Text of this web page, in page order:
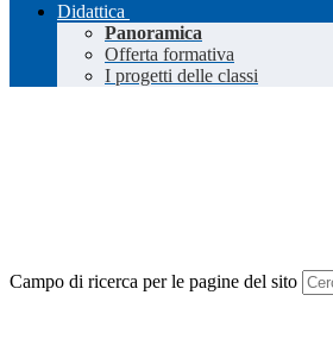
Didattica
Panoramica
Offerta formativa
I progetti delle classi
Campo di ricerca per le pagine del sito